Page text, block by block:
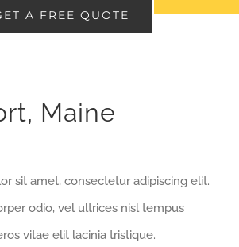
A FREE QUOTE
Maine
sit amet, consectetur adipiscing elit.
odio, vel ultrices nisl tempus
vitae elit lacinia tristique.